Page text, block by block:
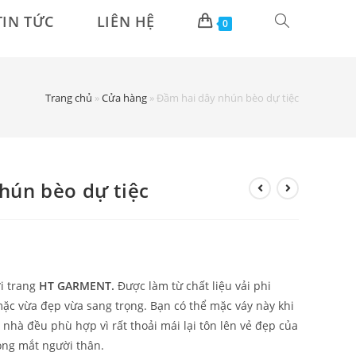
TỨC LIÊN HỆ 0
Trang chủ »Cửa hàng »Đầm hai dây nhún bèo dự tiệc
bèo dự tiệc
trang HT GARMENT. Được làm từ chất liệu vải phi
vừa đẹp vừa sang trọng. Bạn có thể mặc váy này khi
đều phù hợp vì rất thoải mái lại tôn lên vẻ đẹp của
mắt người thân.